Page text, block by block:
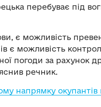
перебуває під
є можливість
є можливість
погоди за рахунок
речник.
напрямку